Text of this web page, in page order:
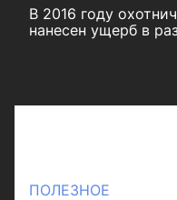
В 2016 году
нанесен ущерб в
ПОЛЕЗНОЕ